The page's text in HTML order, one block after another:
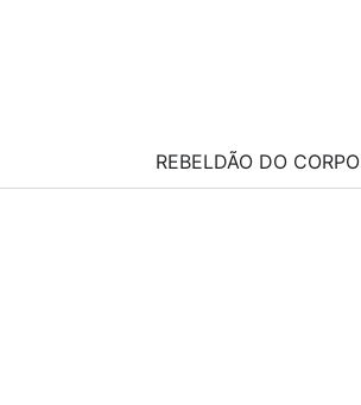
REBELDÃO DO CORPO